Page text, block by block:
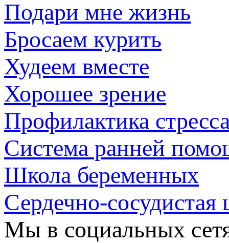
Подари мне жизнь
Бросаем курить
Худеем вместе
Хорошее зрение
Профилактика
Система ранней
Школа беременных
Сердечно-сосудистая
Мы в социальных